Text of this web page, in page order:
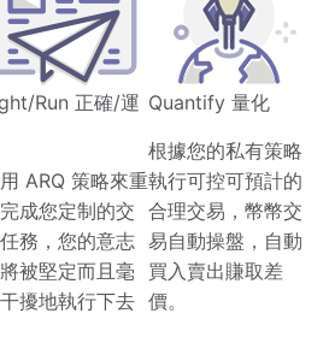
Run 正確/運
ARQ 策略來重
成您定制的交
務，您的意志
被堅定而且毫
擾地執行下去
Quantify 量化
根據您的私有策略
執行可控可預計的
合理交易，幣幣交
易自動操盤，自動
買入賣出賺取差
價。